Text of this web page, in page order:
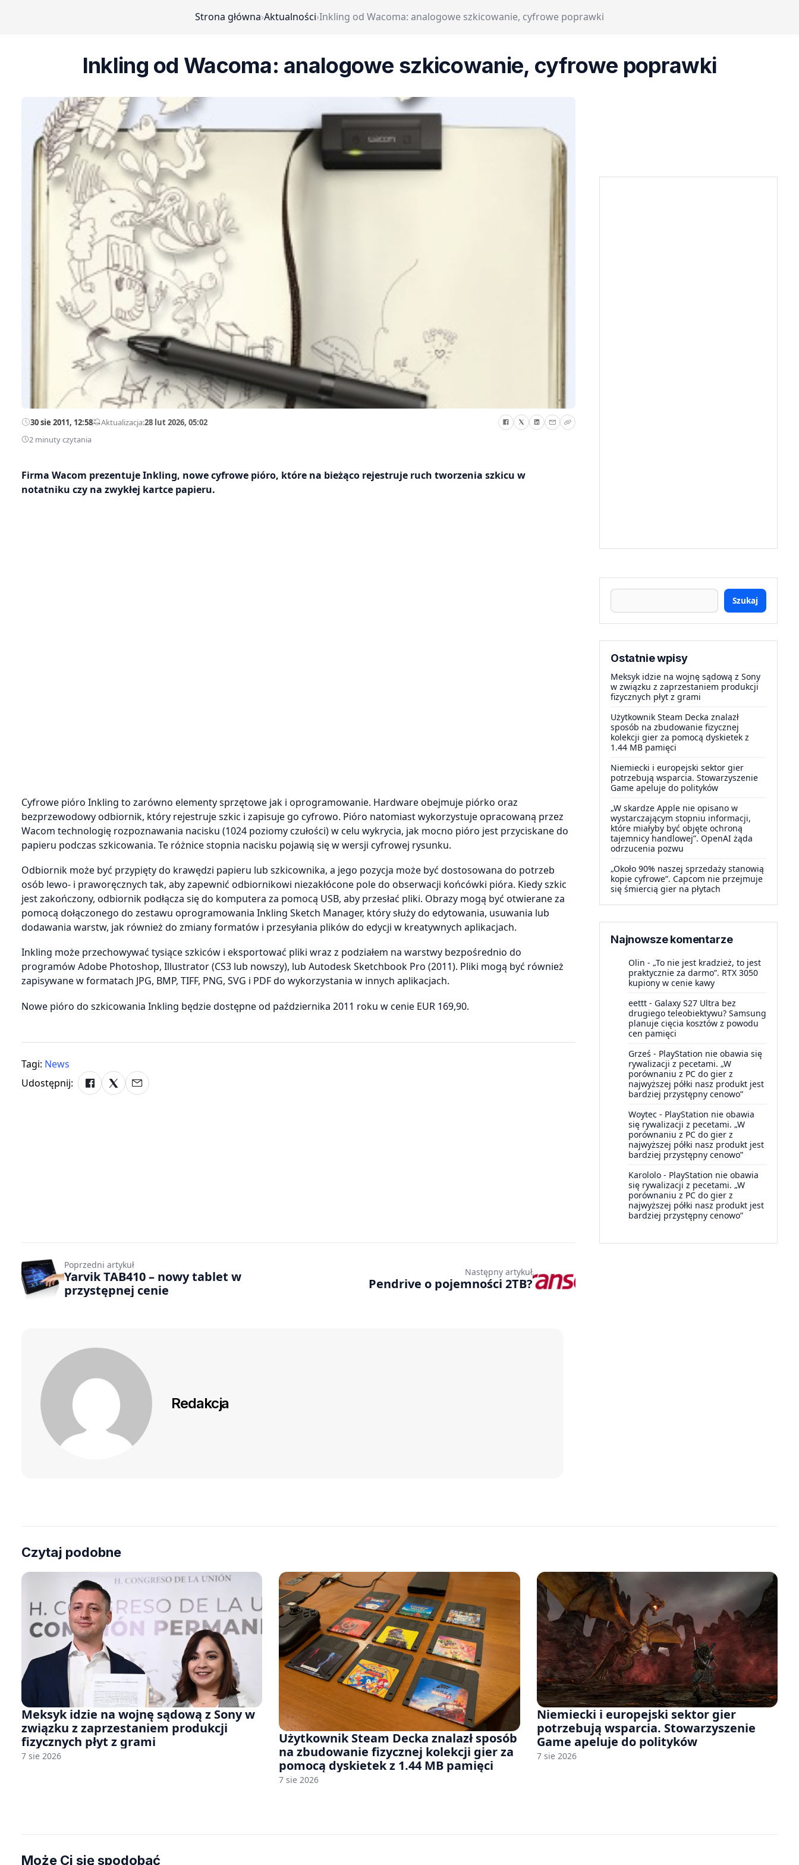
Strona główna›Aktualności›Inkling od Wacoma: analogowe szkicowanie, cyfrowe poprawki
Inkling od Wacoma: analogowe szkicowanie, cyfrowe poprawki
30 sie 2011, 12:58—Aktualizacja:28 lut 2026, 05:02
2 minuty czytania
Firma Wacom prezentuje Inkling, nowe cyfrowe pióro, które na bieżąco rejestruje ruch tworzenia szkicu w
notatniku czy na zwykłej kartce papieru.
Cyfrowe pióro Inkling to zarówno elementy sprzętowe jak i oprogramowanie. Hardware obejmuje piórko oraz
bezprzewodowy odbiornik, który rejestruje szkic i zapisuje go cyfrowo. Pióro natomiast wykorzystuje opracowaną przez
Wacom technologię rozpoznawania nacisku (1024 poziomy czułości) w celu wykrycia, jak mocno pióro jest przyciskane do
papieru podczas szkicowania. Te różnice stopnia nacisku pojawią się w wersji cyfrowej rysunku.
Odbiornik może być przypięty do krawędzi papieru lub szkicownika, a jego pozycja może być dostosowana do potrzeb
osób lewo- i praworęcznych tak, aby zapewnić odbiornikowi niezakłócone pole do obserwacji końcówki pióra. Kiedy szkic
jest zakończony, odbiornik podłącza się do komputera za pomocą USB, aby przesłać pliki. Obrazy mogą być otwierane za
pomocą dołączonego do zestawu oprogramowania Inkling Sketch Manager, który służy do edytowania, usuwania lub
dodawania warstw, jak również do zmiany formatów i przesyłania plików do edycji w kreatywnych aplikacjach.
Inkling może przechowywać tysiące szkiców i eksportować pliki wraz z podziałem na warstwy bezpośrednio do
programów Adobe Photoshop, Illustrator (CS3 lub nowszy), lub Autodesk Sketchbook Pro (2011). Pliki mogą być również
zapisywane w formatach JPG, BMP, TIFF, PNG, SVG i PDF do wykorzystania w innych aplikacjach.
Nowe pióro do szkicowania Inkling będzie dostępne od października 2011 roku w cenie EUR 169,90.
Tagi: News
Udostępnij:
Szukaj
Ostatnie wpisy
Meksyk idzie na wojnę sądową z Sony
w związku z zaprzestaniem produkcji
fizycznych płyt z grami
Użytkownik Steam Decka znalazł
sposób na zbudowanie fizycznej
kolekcji gier za pomocą dyskietek z
1.44 MB pamięci
Niemiecki i europejski sektor gier
potrzebują wsparcia. Stowarzyszenie
Game apeluje do polityków
„W skardze Apple nie opisano w
wystarczającym stopniu informacji,
które miałyby być objęte ochroną
tajemnicy handlowej”. OpenAI żąda
odrzucenia pozwu
„Około 90% naszej sprzedaży stanowią
kopie cyfrowe”. Capcom nie przejmuje
się śmiercią gier na płytach
Najnowsze komentarze
Olin - „To nie jest kradzież, to jest
praktycznie za darmo”. RTX 3050
kupiony w cenie kawy
eettt - Galaxy S27 Ultra bez
drugiego teleobiektywu? Samsung
planuje cięcia kosztów z powodu
cen pamięci
Grześ - PlayStation nie obawia się
rywalizacji z pecetami. „W
porównaniu z PC do gier z
najwyższej półki nasz produkt jest
bardziej przystępny cenowo”
Woytec - PlayStation nie obawia
się rywalizacji z pecetami. „W
porównaniu z PC do gier z
najwyższej półki nasz produkt jest
bardziej przystępny cenowo”
Karololo - PlayStation nie obawia
się rywalizacji z pecetami. „W
porównaniu z PC do gier z
najwyższej półki nasz produkt jest
bardziej przystępny cenowo”
Poprzedni artykuł
Yarvik TAB410 – nowy tablet w
przystępnej cenie
Następny artykuł
Pendrive o pojemności 2TB?
Redakcja
Czytaj podobne
Meksyk idzie na wojnę sądową z Sony w
związku z zaprzestaniem produkcji
fizycznych płyt z grami
7 sie 2026
Użytkownik Steam Decka znalazł sposób
na zbudowanie fizycznej kolekcji gier za
pomocą dyskietek z 1.44 MB pamięci
7 sie 2026
Niemiecki i europejski sektor gier
potrzebują wsparcia. Stowarzyszenie
Game apeluje do polityków
7 sie 2026
Może Ci się spodobać